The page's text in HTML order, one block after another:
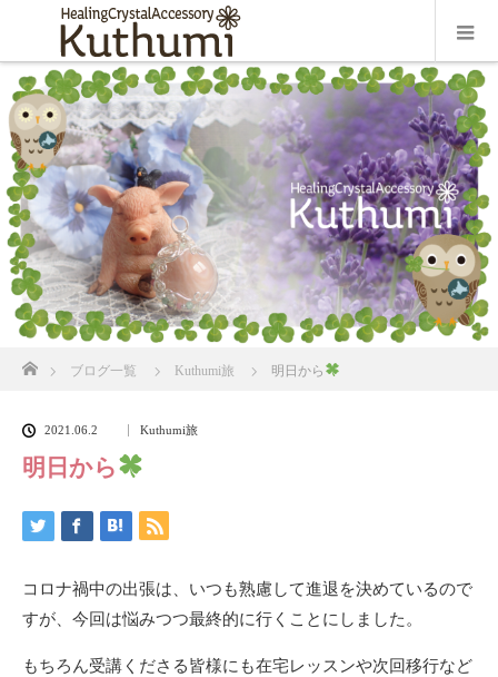
ブログ一覧 Kuthumi旅 明日から
2021.06.2 Kuthumi旅
明日から
コロナ禍中の出張は、いつも熟慮して進退を決めているので
すが、今回は悩みつつ最終的に行くことにしました。
もちろん受講くださる皆様にも在宅レッスンや次回移行など